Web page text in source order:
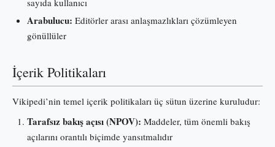
sayıda kullanıcı
Arabulucu: Editörler arası anlaşmazlıkları çözümleyen
gönüllüler
İçerik Politikaları
Vikipedi’nin temel içerik politikaları üç sütun üzerine kuruludur:
Tarafsız bakış açısı (NPOV): Maddeler, tüm önemli bakış
açılarını orantılı biçimde yansıtmalıdır